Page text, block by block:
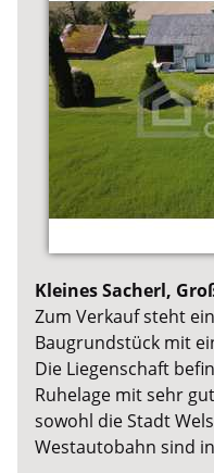
Kleines Sacherl,
Zum Verkauf steht
Baugrundstück mit
Die Liegenschaft
Ruhelage mit sehr
sowohl die Stadt
Westautobahn sind